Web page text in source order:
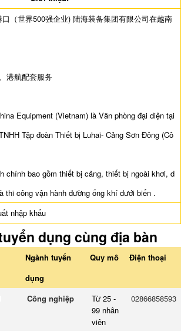
（世界500强企业) 陆海装备集团有限公司在越南
港航配套服务
Equipment (Vietnam) là Văn phòng đại diện tại
Tập đoàn Thiết bị Luhai- Cảng Sơn Đông (Cô
chính bao gồm thiết bị cảng, thiết bị ngoài khơi, d
thi công vận hành đường ống khí dưới biển .
nhập khẩu
dụng cùng địa bàn
Ngành tuyển
dụng
Quy mô Điện thoại
Công nghiệp
Từ 25 -
99 nhân
viên
02866858593